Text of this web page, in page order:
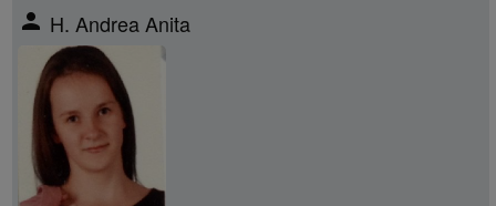
person H. Andrea Anita